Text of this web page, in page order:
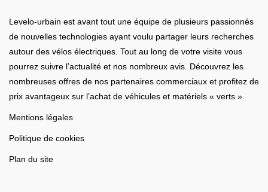
Levelo-urbain est avant tout une équipe de plusieurs passionnés
de nouvelles technologies ayant voulu partager leurs recherches
autour des vélos électriques. Tout au long de votre visite vous
pourrez suivre l’actualité et nos nombreux avis. Découvrez les
nombreuses offres de nos partenaires commerciaux et profitez de
prix avantageux sur l’achat de véhicules et matériels « verts ».
Mentions légales
Politique de cookies
Plan du site